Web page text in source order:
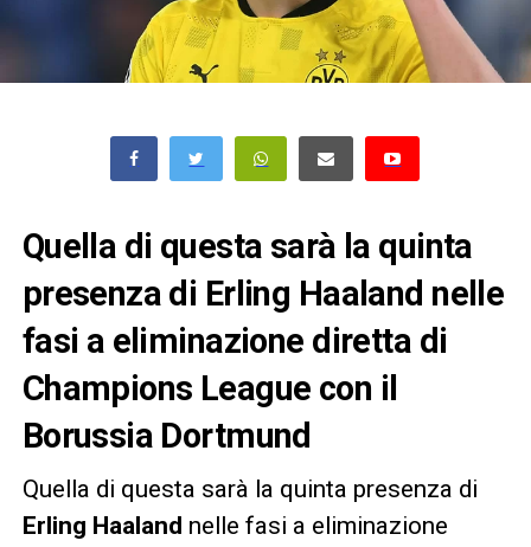
Quella di questa sarà la quinta
presenza di Erling Haaland nelle
fasi a eliminazione diretta di
Champions League con il
Borussia Dortmund
Quella di questa sarà la quinta presenza di
Erling Haaland nelle fasi a eliminazione